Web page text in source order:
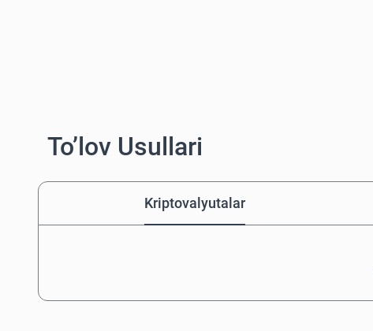
To’lov Usullari
Kriptovalyutalar